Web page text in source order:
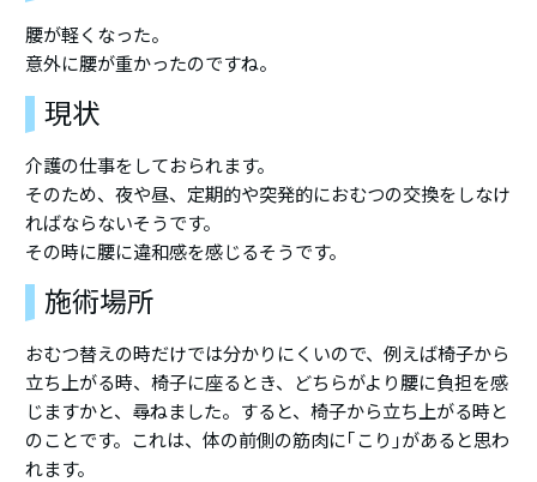
腰が軽くなった。
意外に腰が重かったのですね。
現状
介護の仕事をしておられます。
そのため、夜や昼、定期的や突発的におむつの交換をしなけ
ればならないそうです。
その時に腰に違和感を感じるそうです。
施術場所
おむつ替えの時だけでは分かりにくいので、例えば椅子から
立ち上がる時、椅子に座るとき、どちらがより腰に負担を感
じますかと、尋ねました。すると、椅子から立ち上がる時と
のことです。これは、体の前側の筋肉に｢こり｣があると思わ
れます。